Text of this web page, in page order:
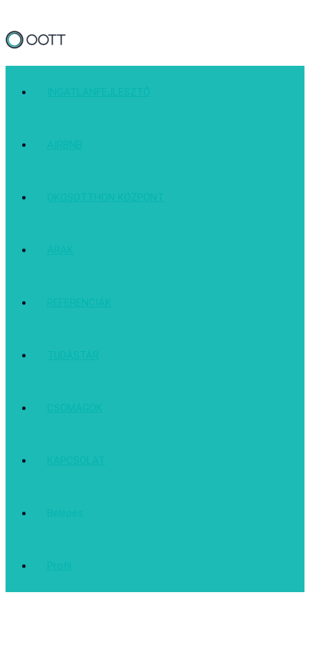
INGATLANFEJLESZTŐ
AIRBNB
OKOSOTTHON KÖZPONT
ÁRAK
REFERENCIÁK
TUDÁSTÁR
CSOMAGOK
KAPCSOLAT
Belépés
Profil